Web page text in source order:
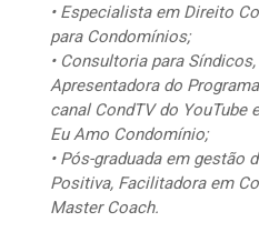
• Especialista em Direito
para Condomínios;
• Consultoria para
Apresentadora do
canal CondTV do YouTube
Eu Amo Condomínio;
• Pós-graduada em gestão
Positiva, Facilitadora em
Master Coach.